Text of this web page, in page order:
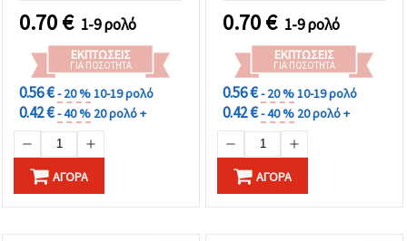
0.70€ 1-9 ρολό
ΕΚΠΤΏΣΕΙΣ
ΓΙΑ ΠΟΣΌΤΗΤΑ
0.56 €- 20 %10-19 ρολό
0.42 €- 40 % 20 ρολό +
ΑΓΟΡΆ
0.70€ 1-9 ρολό
ΕΚΠΤΏΣΕΙΣ
ΓΙΑ ΠΟΣΌΤΗΤΑ
0.56 €- 20 %10-19 ρολό
0.42 €- 40 % 20 ρολό +
ΑΓΟΡΆ